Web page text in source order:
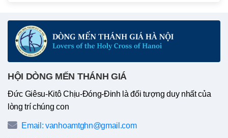
HỘI DÒNG MẾN THÁNH GIÁ
Đức Giêsu-Kitô Chịu-Đóng-Đinh là đối tượng duy nhất của
lòng trí chúng con
Email: vanhoamtghn@gmail.com